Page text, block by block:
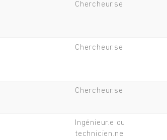
Chercheur.se
Chercheur.se
Chercheur.se
Ingénieur.e ou
technicien.ne